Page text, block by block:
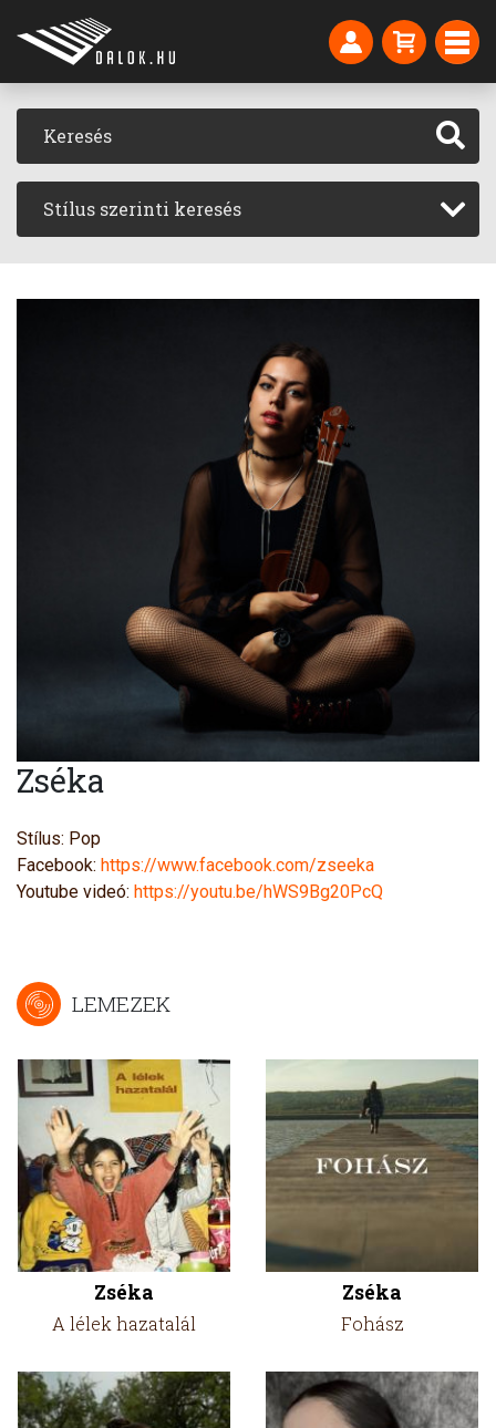
Stílus szerinti keresés
Zséka
Stílus: Pop
Facebook: https://www.facebook.com/zseeka
Youtube videó: https://youtu.be/hWS9Bg20PcQ
LEMEZEK
Zséka
A lélek hazatalál
Zséka
Fohász